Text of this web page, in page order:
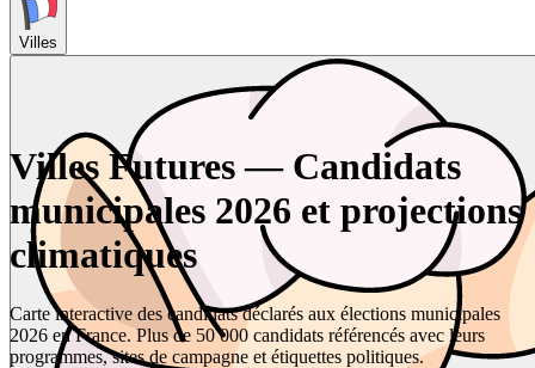
Villes
Villes Futures — Candidats
municipales 2026 et projections
climatiques
Carte interactive des candidats déclarés aux élections municipales
2026 en France. Plus de 50 000 candidats référencés avec leurs
programmes, sites de campagne et étiquettes politiques.